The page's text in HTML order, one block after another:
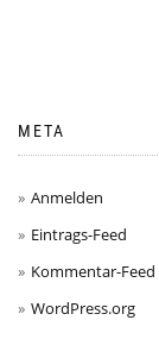
META
Anmelden
Eintrags-Feed
Kommentar-Feed
WordPress.org